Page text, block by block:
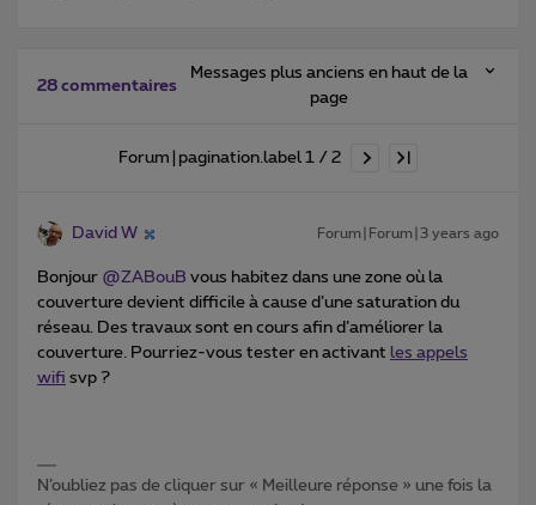
28 commentaires
Messages plus anciens en haut de la
page
Forum|pagination.label 1 / 2
David W Forum|Forum|3 years ago
Bonjour @ZABouB vous habitez dans une zone où la
couverture devient difficile à cause d’une saturation du
réseau. Des travaux sont en cours afin d’améliorer la
couverture. Pourriez-vous tester en activant les appels
wifi svp ?
N’oubliez pas de cliquer sur « Meilleure réponse » une fois la